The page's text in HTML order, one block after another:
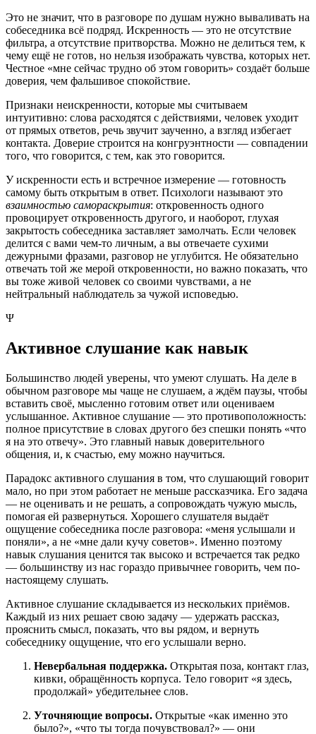
Это не значит, что в разговоре по душам нужно вываливать на
собеседника всё подряд. Искренность — это не отсутствие
фильтра, а отсутствие притворства. Можно не делиться тем, к
чему ещё не готов, но нельзя изображать чувства, которых нет.
Честное «мне сейчас трудно об этом говорить» создаёт больше
доверия, чем фальшивое спокойствие.
Признаки неискренности, которые мы считываем
интуитивно: слова расходятся с действиями, человек уходит
от прямых ответов, речь звучит заученно, а взгляд избегает
контакта. Доверие строится на конгруэнтности — совпадении
того, что говорится, с тем, как это говорится.
У искренности есть и встречное измерение — готовность
самому быть открытым в ответ. Психологи называют это
взаимностью самораскрытия: откровенность одного
провоцирует откровенность другого, и наоборот, глухая
закрытость собеседника заставляет замолчать. Если человек
делится с вами чем-то личным, а вы отвечаете сухими
дежурными фразами, разговор не углубится. Не обязательно
отвечать той же мерой откровенности, но важно показать, что
вы тоже живой человек со своими чувствами, а не
нейтральный наблюдатель за чужой исповедью.
Ψ
Активное слушание как навык
Большинство людей уверены, что умеют слушать. На деле в
обычном разговоре мы чаще не слушаем, а ждём паузы, чтобы
вставить своё, мысленно готовим ответ или оцениваем
услышанное. Активное слушание — это противоположность:
полное присутствие в словах другого без спешки понять «что
я на это отвечу». Это главный навык доверительного
общения, и, к счастью, ему можно научиться.
Парадокс активного слушания в том, что слушающий говорит
мало, но при этом работает не меньше рассказчика. Его задача
— не оценивать и не решать, а сопровождать чужую мысль,
помогая ей развернуться. Хорошего слушателя выдаёт
ощущение собеседника после разговора: «меня услышали и
поняли», а не «мне дали кучу советов». Именно поэтому
навык слушания ценится так высоко и встречается так редко
— большинству из нас гораздо привычнее говорить, чем по-
настоящему слушать.
Активное слушание складывается из нескольких приёмов.
Каждый из них решает свою задачу — удержать рассказ,
прояснить смысл, показать, что вы рядом, и вернуть
собеседнику ощущение, что его услышали верно.
Невербальная поддержка. Открытая поза, контакт глаз,
кивки, обращённость корпуса. Тело говорит «я здесь,
продолжай» убедительнее слов.
Уточняющие вопросы. Открытые «как именно это
было?», «что ты тогда почувствовал?» — они